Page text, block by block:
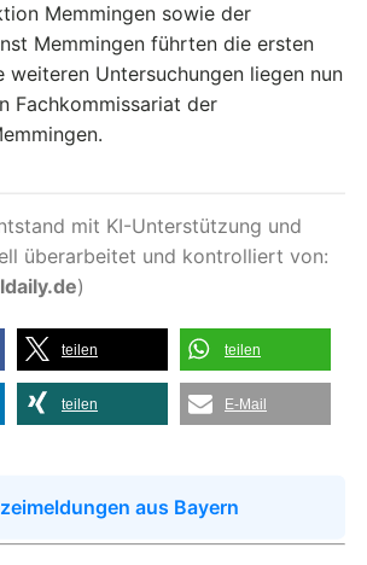
Memmingen sowie der
Memmingen führten die ersten
weiteren Untersuchungen liegen nun
Fachkommissariat der
mit KI-Unterstützung und
überarbeitet und kontrolliert von:
)
teilen teilen
teilen E-Mail
aus Bayern